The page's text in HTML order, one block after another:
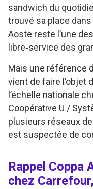
sandwich du
trouvé sa place
Aoste reste l’une
libre‑service des
Mais une référence
vient de faire l’objet
l’échelle nationale
Coopérative U /
plusieurs réseaux
est suspectée de
Rappel Coppa
chez